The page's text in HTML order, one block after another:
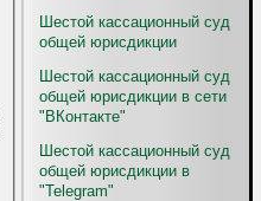
Шестой кассационный суд
общей юрисдикции
Шестой кассационный суд
общей юрисдикции в сети
"ВКонтакте"
Шестой кассационный суд
общей юрисдикции в
"Telegram"